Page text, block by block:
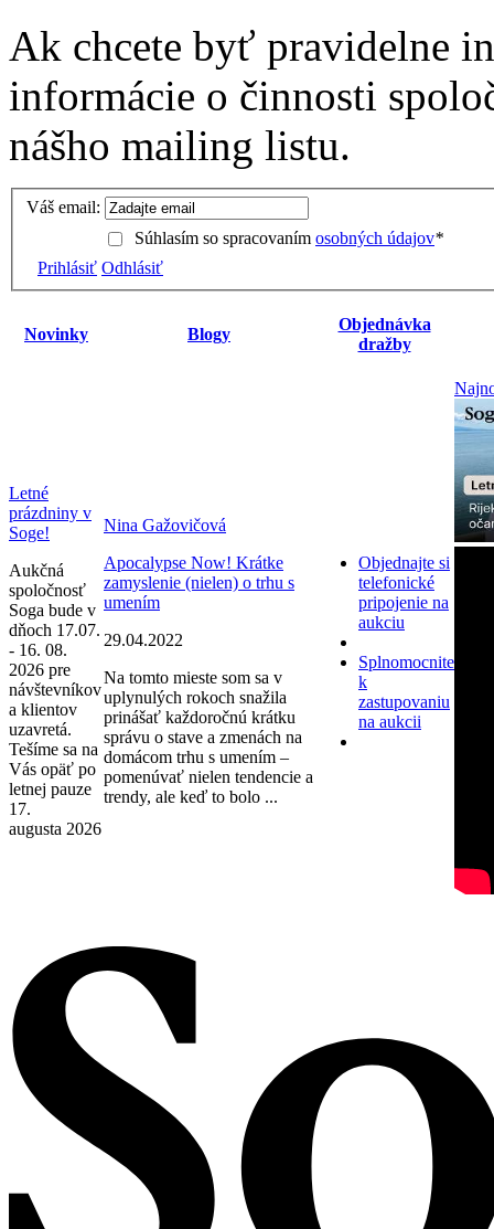
Ak chcete byť pravidelne
informácie o činnosti
nášho mailing listu.
Váš email:
Súhlasím so spracovaním osobných údajov*
Prihlásiť Odhlásiť
Novinky Blogy
Objednávka
dražby
Letné
prázdniny v
Soge!
Aukčná
spoločnosť
Soga bude v
dňoch 17.07.
- 16. 08.
2026 pre
návštevníkov
a klientov
uzavretá.
Tešíme sa na
Vás opäť po
letnej pauze
17.
augusta 2026
Nina Gažovičová
Apocalypse Now! Krátke
zamyslenie (nielen) o trhu s
umením
29.04.2022
Na tomto mieste som sa v
uplynulých rokoch snažila
prinášať každoročnú krátku
správu o stave a zmenách na
domácom trhu s umením –
pomenúvať nielen tendencie a
trendy, ale keď to bolo ...
Objednajte si
telefonické
pripojenie na
aukciu
Splnomocnite
k
zastupovaniu
na aukcii